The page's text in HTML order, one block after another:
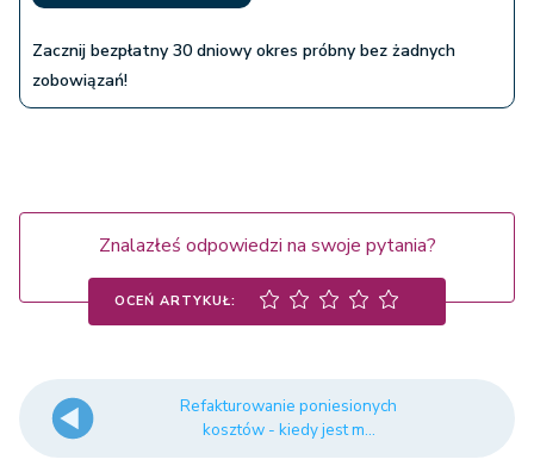
Zacznij bezpłatny 30 dniowy okres próbny bez żadnych
zobowiązań!
Znalazłeś odpowiedzi na swoje pytania?
OCEŃ ARTYKUŁ:
Refakturowanie poniesionych
kosztów - kiedy jest m...